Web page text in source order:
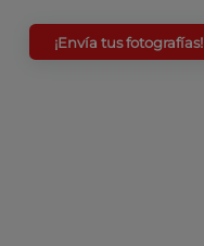
¡Envía tus fotografías!